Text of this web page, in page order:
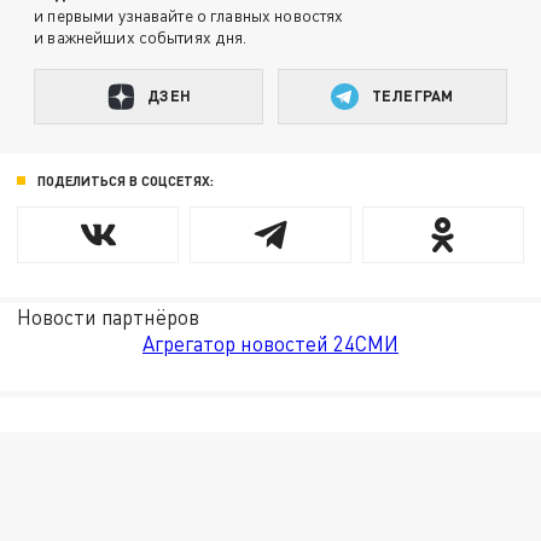
и первыми узнавайте о главных новостях
и важнейших событиях дня.
ДЗЕН ТЕЛЕГРАМ
ПОДЕЛИТЬСЯ В СОЦСЕТЯХ:
Новости партнёров
Агрегатор новостей 24СМИ